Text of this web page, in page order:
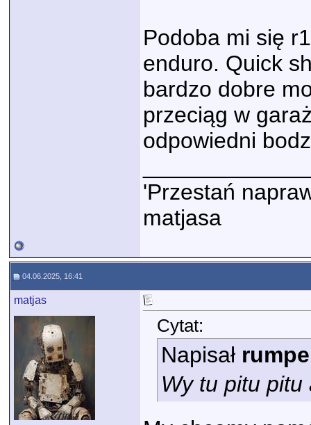
Podoba mi się
enduro. Quick
bardzo dobre
przeciąg w
odpowiedni
'Przestań
matjasa
04.06.2025, 16:41
matjas
Cytat:
Napisał
Wy tu pitu